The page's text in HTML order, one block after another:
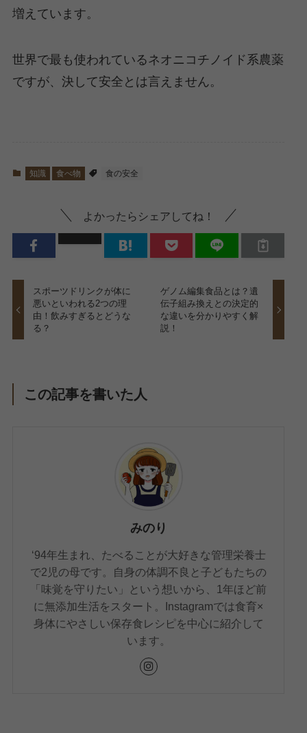
増えています。
世界で最も使われているネオニコチノイド系農薬
ですが、決して安全とは言えません。
知識 食べ物 食の安全
よかったらシェアしてね！
スポーツドリンクが体に
悪いといわれる2つの理
由！飲みすぎるとどうな
る？
ゲノム編集食品とは？遺
伝子組み換えとの決定的
な違いを分かりやすく解
説！
この記事を書いた人
みのり
‘94年生まれ、たべることが大好きな管理栄養士
で2児の母です。自身の体調不良と子どもたちの
「味覚を守りたい」という想いから、1年ほど前
に無添加生活をスタート。Instagramでは食育×
身体にやさしい保存食レシピを中心に紹介して
います。